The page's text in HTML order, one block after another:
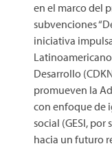
en el marco del
subvenciones
iniciativa
Desarrollo
promueven la
con enfoque de
social (GESI, por
hacia un futuro